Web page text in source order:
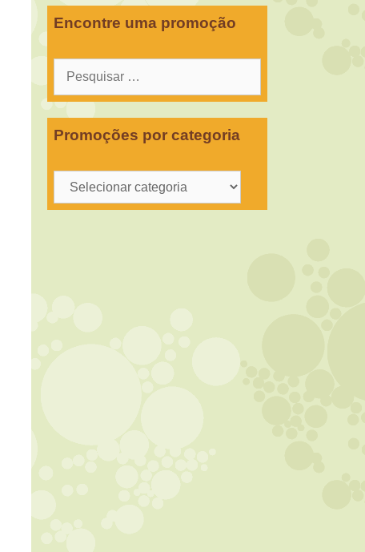
Encontre uma promoção
Pesquisar
Promoções por categoria
Promoções
por